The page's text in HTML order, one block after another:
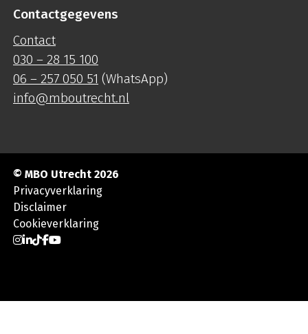
Contactgegevens
Contact
030 – 28 15 100
06 – 257 050 51 (WhatsApp)
info@mboutrecht.nl
© MBO Utrecht 2026
Privacyverklaring
Disclaimer
Cookieverklaring
Ga naar Instagram
Ga naar LinkedIn
Ga naar TikTok
Ga naar Facebook
Ga naar YouTube